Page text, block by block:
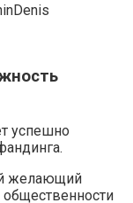
успешно
желающий